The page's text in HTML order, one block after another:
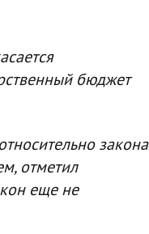
бюджет
закона
отметил
еще не